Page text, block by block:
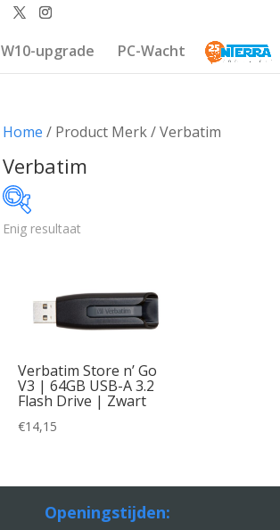
W10-upgrade PC-Wacht
Home / Product Merk / Verbatim
Verbatim
15
Enig resultaat
Verbatim Store n’ Go
V3 | 64GB USB-A 3.2
Flash Drive | Zwart
€14,15
Openingstijden: